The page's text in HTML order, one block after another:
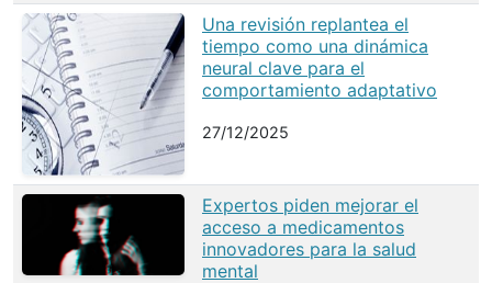
Una revisión replantea el
tiempo como una dinámica
neural clave para el
comportamiento adaptativo
27/12/2025
Expertos piden mejorar el
acceso a medicamentos
innovadores para la salud
mental